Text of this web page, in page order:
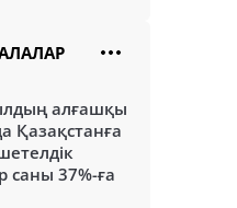
алғашқы
Қазақстанға
саны 37%-ға